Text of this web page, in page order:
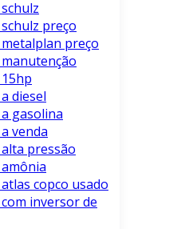
preço
preço
diesel
gasolina
venda
pressão
copco usado
inversor de